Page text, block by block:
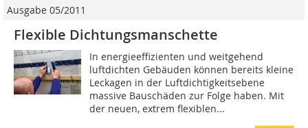
Ausgabe 05/2011
Flexible Dichtungsmanschette
In energieeffizienten und weitgehend
luftdichten Gebäuden können bereits kleine
Leckagen in der Luftdichtigkeitsebene
massive Bauschäden zur Folge haben. Mit
der neuen, extrem flexiblen...